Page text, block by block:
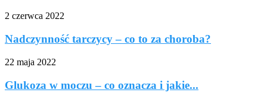
2 czerwca 2022
Nadczynność tarczycy – co to za choroba?
22 maja 2022
Glukoza w moczu – co oznacza i jakie...